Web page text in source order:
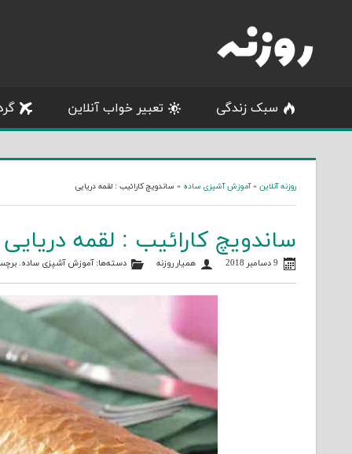
content
سبک زندگی تعبیر خواب آنلاین
روزنه آنلاین »آموزش آشپزی ساده » ساندویچ کارائیب : لقمه دریایی
ساندویچ کارائیب : لقمه دریایی
9 دسامبر 2018 همیار روزنه دسته‌ها:آموزش آشپزی ساده.